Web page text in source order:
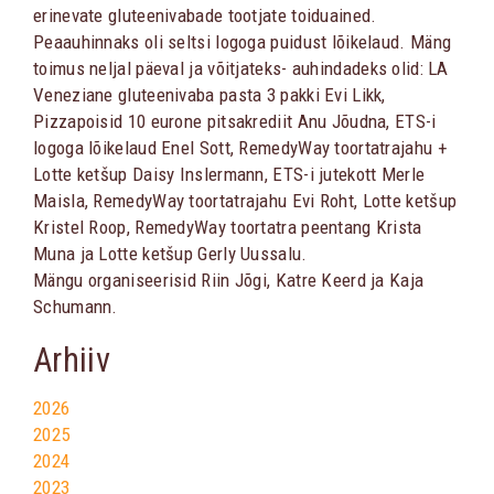
erinevate gluteenivabade tootjate toiduained.
Peaauhinnaks oli seltsi logoga puidust lõikelaud. Mäng
toimus neljal päeval ja võitjateks- auhindadeks olid: LA
Veneziane gluteenivaba pasta 3 pakki Evi Likk,
Pizzapoisid 10 eurone pitsakrediit Anu Jõudna, ETS-i
logoga lõikelaud Enel Sott, RemedyWay toortatrajahu +
Lotte ketšup Daisy Inslermann, ETS-i jutekott Merle
Maisla, RemedyWay toortatrajahu Evi Roht, Lotte ketšup
Kristel Roop, RemedyWay toortatra peentang Krista
Muna ja Lotte ketšup Gerly Uussalu.
Mängu organiseerisid Riin Jõgi, Katre Keerd ja Kaja
Schumann.
Arhiiv
2026
2025
2024
2023